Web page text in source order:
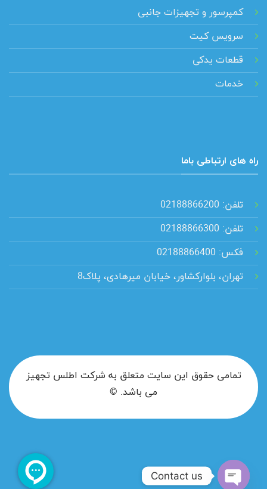
کمپرسور و تجهیزات جانبی
سرویس کیت
قطعات یدکی
خدمات
راه های ارتباطی باما
تلفن: 02188866200
تلفن: 02188866300
فکس: 02188866400
تهران، بلوارکشاور، خیابان میرهادی، پلاک8
تمامی حقوق این سایت متعلق به شرکت اطلس تجهیز
می باشد. ©
Contact us